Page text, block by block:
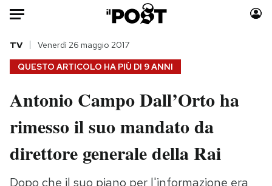
HOME
Italia
Politica
Tecnologia
Moda
Consumismi
Storie/Idee
QUESTO ARTICOLO HA PIÙ DI 9 ANNI
TV Venerdì 26 maggio 2017
Antonio Campo Dall’Orto ha
rimesso il suo mandato da
direttore generale della Rai
Dopo che il suo piano per l'informazione era